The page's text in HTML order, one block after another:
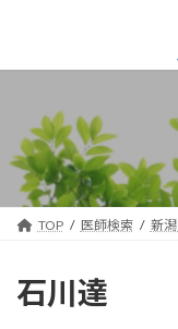
ン
キ
プ
ー
に
動
TOP 医師検索 新
石川達